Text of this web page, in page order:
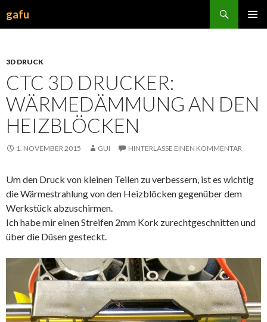
gafu
3D DRUCK
CTC 3D DRUCKER:
WÄRMEDÄMMUNG AN DEN
HEIZBLÖCKEN
1. NOVEMBER 2015 GUI HINTERLASSE EINEN KOMMENTAR
Um den Druck von kleinen Teilen zu verbessern, ist es wichtig
die Wärmestrahlung von den Heizblöcken gegenüber dem
Werkstück abzuschirmen.
Ich habe mir einen Streifen 2mm Kork zurechtgeschnitten und
über die Düsen gesteckt.